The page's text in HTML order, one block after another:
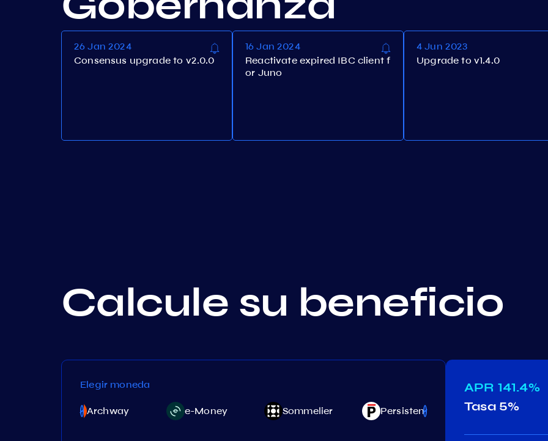
26 Jan 2024
Consensus upgrade to v2.0.0
16 Jan 2024
Reactivate expired IBC client f
or Juno
4 Jun 2023
Upgrade to v1.4.0
Calcule su beneficio
Elegir moneda
Archway e-Money Sommelier Persistence Niburu
APR 141.4%
Tasa5%